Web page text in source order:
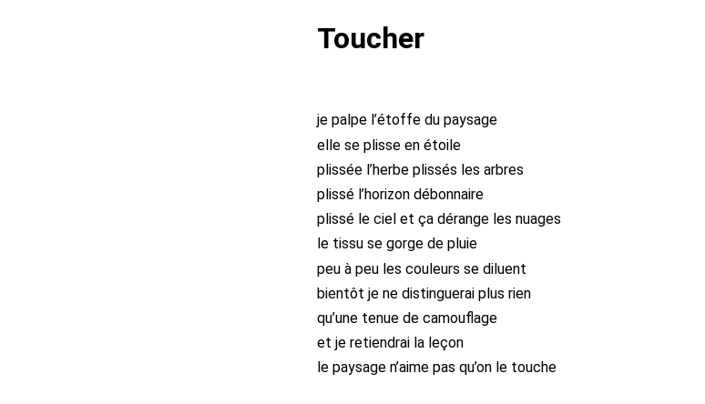
Toucher
je palpe l’étoffe du paysage
elle se plisse en étoile
plissée l’herbe plissés les arbres
plissé l’horizon débonnaire
plissé le ciel et ça dérange les nuages
le tissu se gorge de pluie
peu à peu les couleurs se diluent
bientôt je ne distinguerai plus rien
qu’une tenue de camouflage
et je retiendrai la leçon
le paysage n’aime pas qu’on le touche